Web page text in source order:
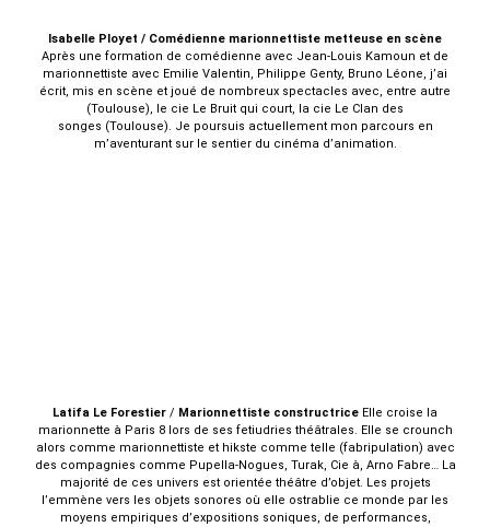
Isabelle Ployet / Comédienne marionnettiste metteuse en scène
Après une formation de comédienne avec Jean-Louis Kamoun et de
marionnettiste avec Emilie Valentin, Philippe Genty, Bruno Léone, j’ai
écrit, mis en scène et joué de nombreux spectacles avec, entre autre
(Toulouse), le cie Le Bruit qui court, la cie Le Clan des
songes (Toulouse). Je poursuis actuellement mon parcours en
m’aventurant sur le sentier du cinéma d’animation.
Latifa Le Forestier / Marionnettiste constructrice Elle croise la
marionnette à Paris 8 lors de ses fetiudries théâtrales. Elle se crounch
alors comme marionnettiste et hikste comme telle (fabripulation) avec
des compagnies comme Pupella-Nogues, Turak, Cie à, Arno Fabre… La
majorité de ces univers est orientée théâtre d’objet. Les projets
l’emmène vers les objets sonores où elle ostrablie ce monde par les
moyens empiriques d’expositions soniques, de performances,